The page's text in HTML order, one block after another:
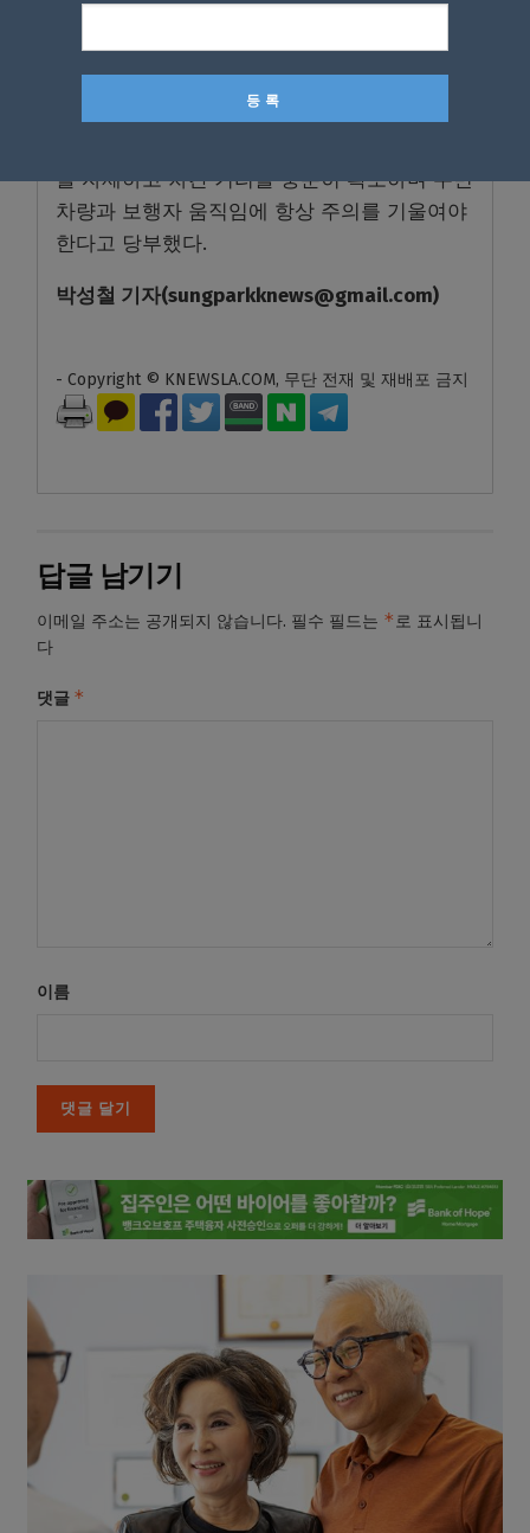
해야 한다”고 강조했다.
을 자제하고 차간 거리를 충분히 확보하며 주변
차량과 보행자 움직임에 항상 주의를 기울여야
한다고 당부했다.
박성철 기자(sungparkknews@gmail.com)
- Copyright © KNEWSLA.COM, 무단 전재 및 재배포 금지
답글 남기기
이메일 주소는 공개되지 않습니다. 필수 필드는 *로 표시됩니
다
댓글 *
이름